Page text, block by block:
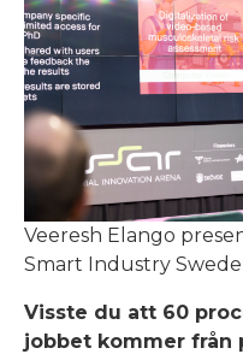
Veeresh Elango
Smart Industry
Visste du att 60
jobbet kommer från